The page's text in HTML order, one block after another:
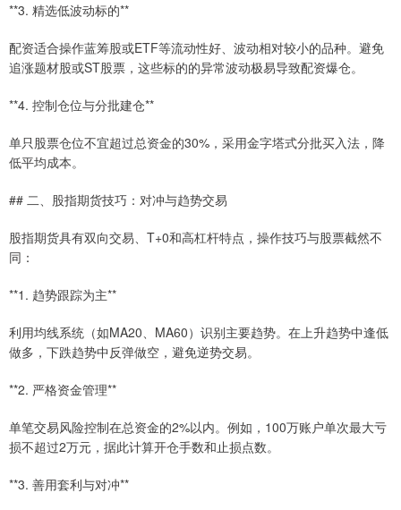
**3. 精选低波动标的**
配资适合操作蓝筹股或ETF等流动性好、波动相对较小的品种。避免
追涨题材股或ST股票，这些标的的异常波动极易导致配资爆仓。
**4. 控制仓位与分批建仓**
单只股票仓位不宜超过总资金的30%，采用金字塔式分批买入法，降
低平均成本。
## 二、股指期货技巧：对冲与趋势交易
股指期货具有双向交易、T+0和高杠杆特点，操作技巧与股票截然不
同：
**1. 趋势跟踪为主**
利用均线系统（如MA20、MA60）识别主要趋势。在上升趋势中逢低
做多，下跌趋势中反弹做空，避免逆势交易。
**2. 严格资金管理**
单笔交易风险控制在总资金的2%以内。例如，100万账户单次最大亏
损不超过2万元，据此计算开仓手数和止损点数。
**3. 善用套利与对冲**